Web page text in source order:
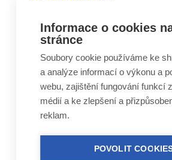
Kučera Otakar
Kuželovi Zbyněk, Martin, Vojtěch
Lesák Jiří
Lukáš Miloslav
Macháček Jiří
Máca Karel
Málek Vlastimil
Matal Oldřich
Matyskiewiczová Lenka
Informace o cookies
stránce
Soubory cookie používáme ke
a analýze informací o výkonu a
webu, zajištění fungování funkcí
médií a ke zlepšení a
reklam.
POVOLIT